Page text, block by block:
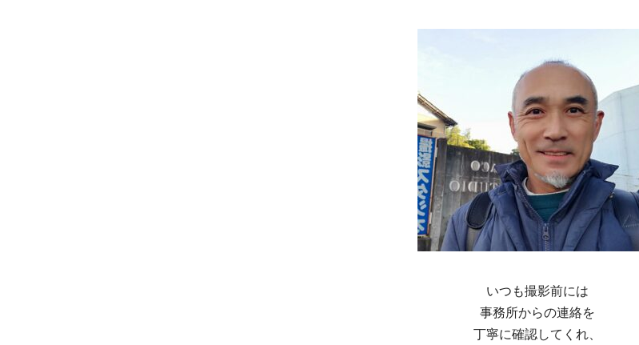
いつも撮影前には
事務所からの連絡を
丁寧に確認してくれ、